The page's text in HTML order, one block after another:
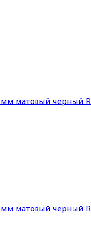
мм матовый черный
мм матовый черный